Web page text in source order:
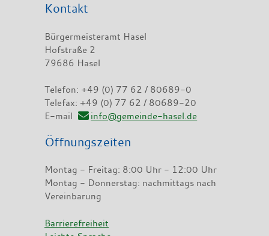
Kontakt
Bürgermeisteramt Hasel
Hofstraße 2
79686 Hasel
Telefon: +49 (0) 77 62 / 80689-0
Telefax: +49 (0) 77 62 / 80689-20
E-mail
info@gemeinde-hasel.de
Öffnungszeiten
Montag - Freitag: 8:00 Uhr - 12:00 Uhr
Montag - Donnerstag: nachmittags nach
Vereinbarung
Barrierefreiheit